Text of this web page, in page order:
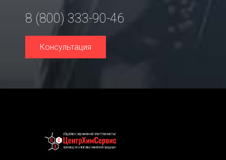
8 (800) 333-90-46
Консультация